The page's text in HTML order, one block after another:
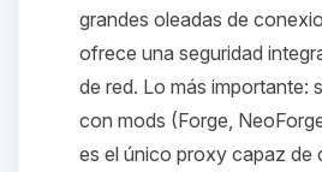
grandes oleadas de
ofrece una seguridad
de red. Lo más importante:
con mods (Forge,
es el único proxy capaz de